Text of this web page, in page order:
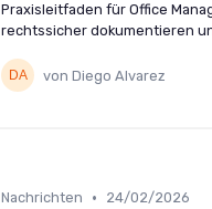
Praxisleitfaden für Office
rechtssicher dokumentieren
von Diego Alvarez
Nachrichten • 24/02/2026